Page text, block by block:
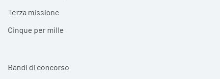
Terza missione
Cinque per mille
Bandi di concorso